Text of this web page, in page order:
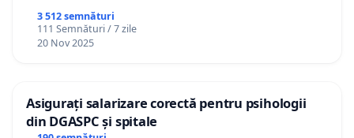
3 512 semnături
111 Semnături / 7 zile
20 Nov 2025
Asigurați salarizare corectă pentru psihologii
din DGASPC și spitale